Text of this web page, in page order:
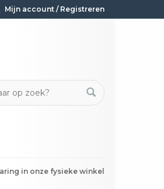
Mijn account / Registreren
in onze fysieke winkel